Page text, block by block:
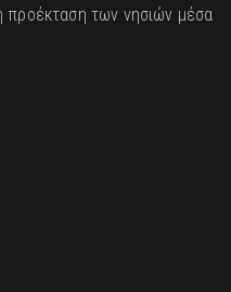
προέκταση των νησιών μέσα